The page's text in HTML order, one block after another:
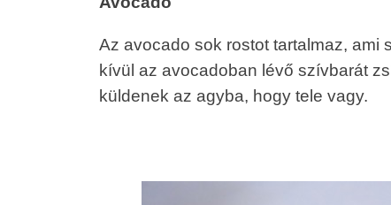
Az avocado sok rostot tartalmaz, ami
kívül az avocadoban lévő szívbarát
küldenek az agyba, hogy tele vagy.